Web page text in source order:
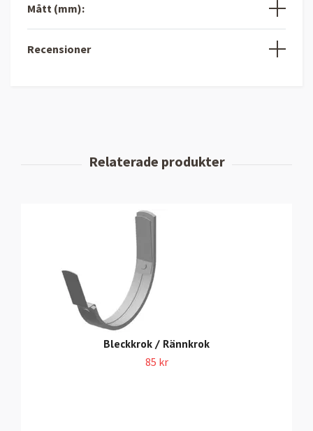
Mått (mm):
Recensioner
Bleckkrok / Rännkrok
85 kr